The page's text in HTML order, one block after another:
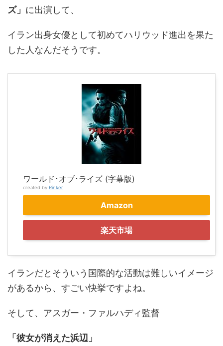
ズ」 に出演して、
イラン出身女優として初めてハリウッド進出を果た
した人なんだそうです。
ワールド･オブ･ライズ (字幕版)
created by Rinker
Amazon
楽天市場
イランだとそういう国際的な活動は難しいイメージ
があるから、すごい快挙ですよね。
そして、アスガー・ファルハディ監督
「彼女が消えた浜辺」